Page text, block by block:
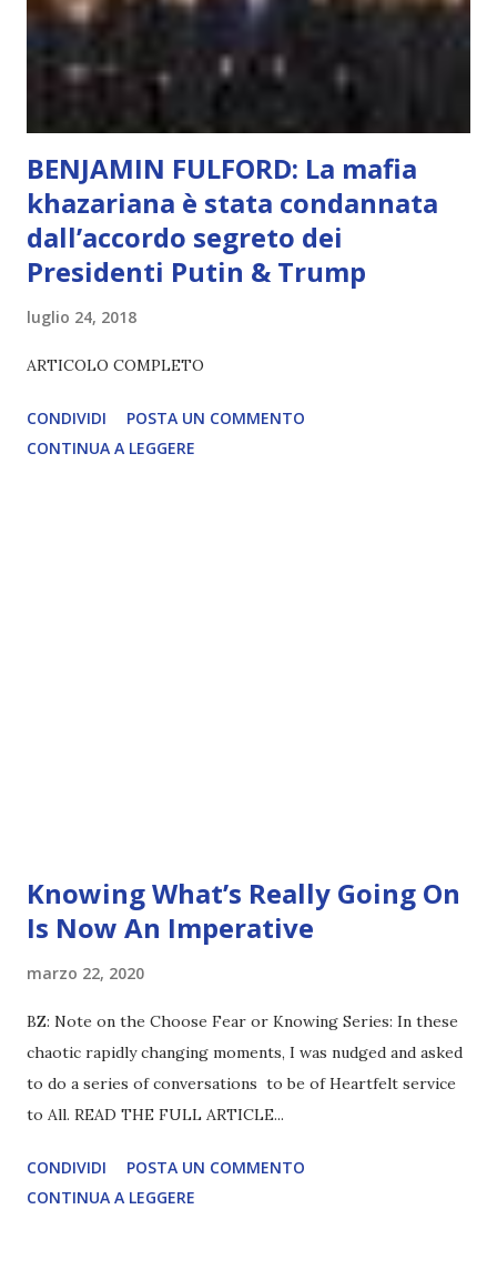
diventerà sempre più avanzata (soprattutto tra il 2027 e il
2035), emergeranno situazioni che renderanno la differenza
lampante: L’IA sarà in gr...
BENJAMIN FULFORD: La mafia
khazariana è stata condannata
dall’accordo segreto dei
Presidenti Putin & Trump
luglio 24, 2018
ARTICOLO COMPLETO
CONDIVIDI
POSTA UN COMMENTO
CONTINUA A LEGGERE
Knowing What’s Really Going On
Is Now An Imperative
marzo 22, 2020
BZ: Note on the Choose Fear or Knowing Series: In these
chaotic rapidly changing moments, I was nudged and asked
to do a series of conversations to be of Heartfelt service
to All. READ THE FULL ARTICLE...
CONDIVIDI
POSTA UN COMMENTO
CONTINUA A LEGGERE